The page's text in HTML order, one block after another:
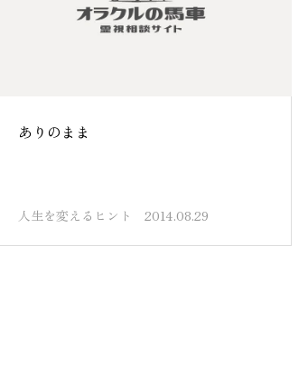
ありのまま
人生を変えるヒント 2014.08.29